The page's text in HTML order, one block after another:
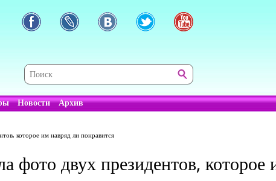
Новости Архив
которое им навряд ли понравится
фото двух президентов,